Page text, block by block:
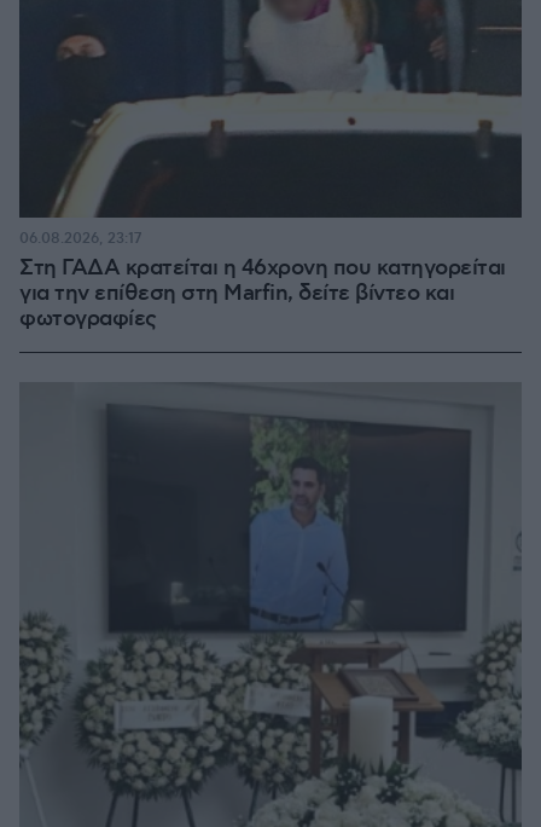
Στη ΓΑΔΑ κρατείται η 46χρονη που κατηγορείται
για την επίθεση στη Marfin, δείτε βίντεο και
φωτογραφίες
06.08.2026, 23:17